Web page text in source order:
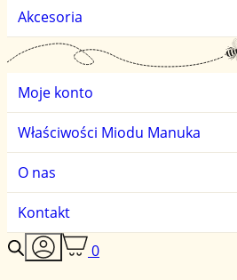
Akcesoria
Moje konto
Właściwości Miodu Manuka
O nas
Kontakt
0